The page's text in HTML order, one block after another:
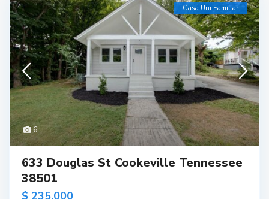
6
Casa Uni Familiar
633 Douglas St Cookeville Tennessee
38501
$ 235,000